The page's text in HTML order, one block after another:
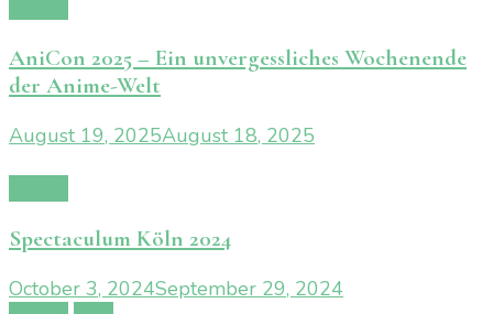
AniCon 2025 – Ein unvergessliches Wochenende
der Anime-Welt
August 19, 2025August 18, 2025
Spectaculum Köln 2024
October 3, 2024September 29, 2024